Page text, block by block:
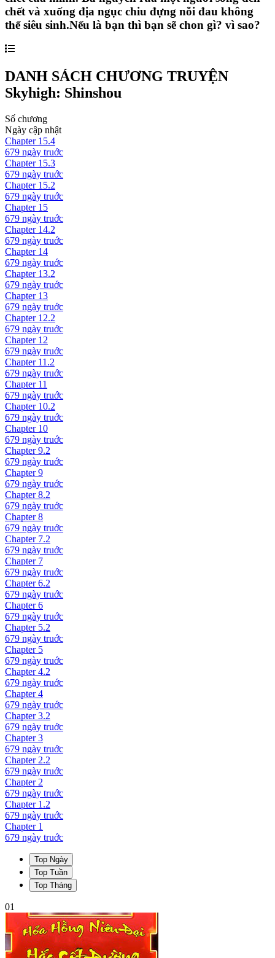
chết và xuống địa ngục chiu đựng nỗi đau không
thể siêu sinh.Nếu là bạn thì bạn sẽ chon gì? vì sao?
DANH SÁCH CHƯƠNG TRUYỆN
Skyhigh: Shinshou
Số chương
Ngày cập nhật
Chapter 15.4
679 ngày truớc
Chapter 15.3
679 ngày truớc
Chapter 15.2
679 ngày truớc
Chapter 15
679 ngày truớc
Chapter 14.2
679 ngày truớc
Chapter 14
679 ngày truớc
Chapter 13.2
679 ngày truớc
Chapter 13
679 ngày truớc
Chapter 12.2
679 ngày truớc
Chapter 12
679 ngày truớc
Chapter 11.2
679 ngày truớc
Chapter 11
679 ngày truớc
Chapter 10.2
679 ngày truớc
Chapter 10
679 ngày truớc
Chapter9.2
679 ngày truớc
Chapter9
679 ngày truớc
Chapter8.2
679 ngày truớc
Chapter8
679 ngày truớc
Chapter 7.2
679 ngày truớc
Chapter 7
679 ngày truớc
Chapter6.2
679 ngày truớc
Chapter6
679 ngày truớc
Chapter 5.2
679 ngày truớc
Chapter 5
679 ngày truớc
Chapter4.2
679 ngày truớc
Chapter4
679 ngày truớc
Chapter3.2
679 ngày truớc
Chapter3
679 ngày truớc
Chapter 2.2
679 ngày truớc
Chapter 2
679 ngày truớc
Chapter 1.2
679 ngày truớc
Chapter 1
679 ngày truớc
Top Ngày
Top Tuần
Top Tháng
01